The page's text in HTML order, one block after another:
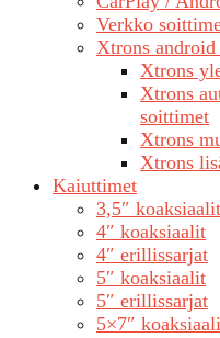
Verkko
Xtrons
Xtrons
Xtrons
soittimet
Xtrons
Xtrons
Kaiuttimet
3,5″ koaksiaalit
4″ koaksiaalit
4″ erillissarjat
5″ koaksiaalit
5″ erillissarjat
5×7″